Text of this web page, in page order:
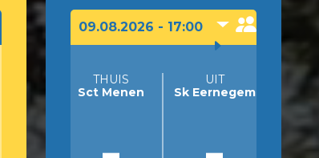
09.08.2026 - 17:00
THUIS
Sct Menen
UIT
Sk Eernegem